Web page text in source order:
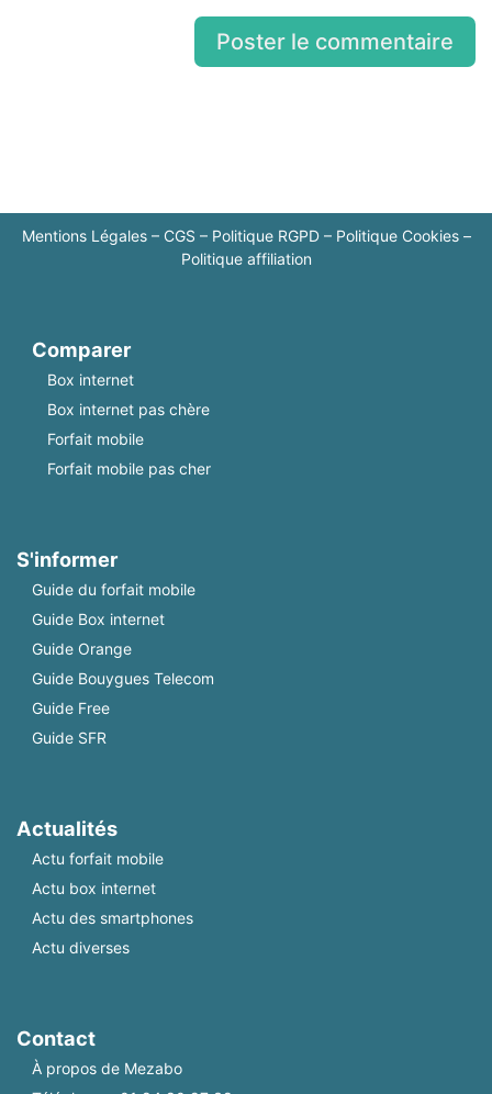
Mentions Légales– CGS – Politique RGPD– Politique Cookies–
Politique affiliation
Comparer
Box internet
Box internet pas chère
Forfait mobile
Forfait mobile pas cher
S'informer
Guide du forfait mobile
Guide Box internet
Guide Orange
Guide Bouygues Telecom
Guide Free
Guide SFR
Actualités
Actu forfait mobile
Actu box internet
Actu des smartphones
Actu diverses
Contact
À propos de Mezabo